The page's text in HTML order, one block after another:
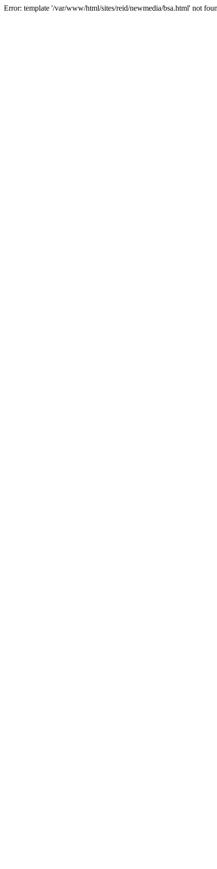
Error: template '/var/www/html/sites/reid/newmedia/bsa.html' not